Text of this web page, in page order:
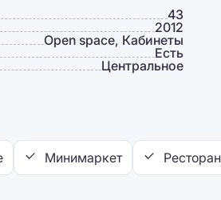
43
2012
Open space, Кабинеты
Есть
Центральное
Минимаркет Ресторан